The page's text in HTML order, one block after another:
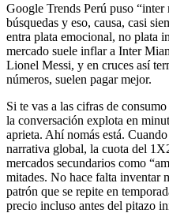
Google Trends Perú puso
búsquedas y eso, causa, casi
entra plata emocional, no plata
mercado suele inflar a Inter
Lionel Messi, y en cruces así
números, suelen pagar mejor.
Si te vas a las cifras de
la conversación explota en
aprieta. Ahí nomás está.
narrativa global, la cuota del
mercados secundarios como
mitades. No hace falta inventar
patrón que se repite en
precio incluso antes del pitazo